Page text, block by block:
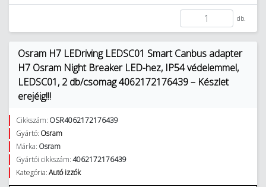
db.
Osram H7 LEDriving LEDSC01 Smart Canbus adapter
H7 Osram Night Breaker LED-hez, IP54 védelemmel,
LEDSC01, 2 db/csomag 4062172176439 – Készlet
erejéig!!!
Cikkszám: OSR4062172176439
Gyártó: Osram
Márka: Osram
Gyártói cikkszám:4062172176439
Kategória:Autó izzók